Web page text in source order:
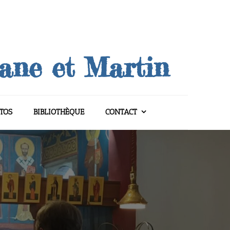
et Martin
BIBLIOTHÈQUE CONTACT